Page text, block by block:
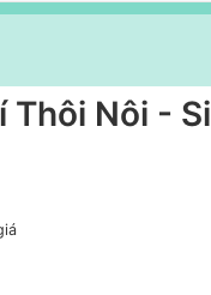
Thôi Nôi -